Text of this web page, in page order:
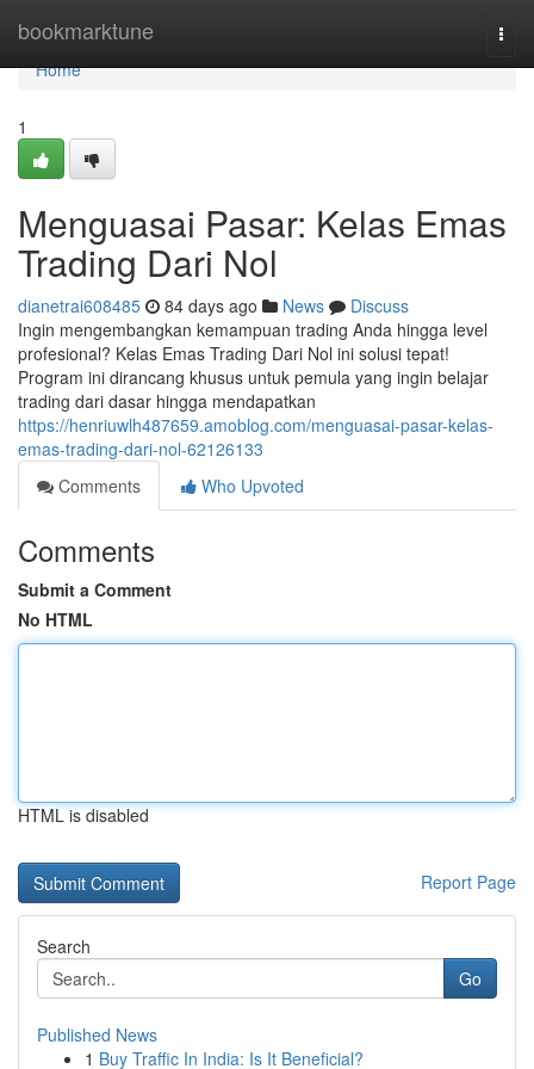
bookmarktune
Home
Home
1
Menguasai Pasar: Kelas Emas
Trading Dari Nol
dianetrai608485 84 days ago News
Discuss
Ingin mengembangkan kemampuan trading Anda hingga level
profesional? Kelas Emas Trading Dari Nol ini solusi tepat!
Program ini dirancang khusus untuk pemula yang ingin belajar
trading dari dasar hingga mendapatkan
https://henriuwlh487659.amoblog.com/menguasai-pasar-kelas-
emas-trading-dari-nol-62126133
Comments
Who Upvoted
Comments
Submit a Comment
No HTML
HTML is disabled
Report Page
Search
Go
Published News
1 Buy Traffic In India: Is It Beneficial?